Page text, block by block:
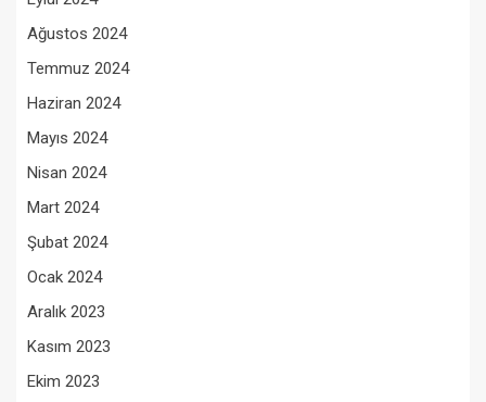
Ağustos 2024
Temmuz 2024
Haziran 2024
Mayıs 2024
Nisan 2024
Mart 2024
Şubat 2024
Ocak 2024
Aralık 2023
Kasım 2023
Ekim 2023